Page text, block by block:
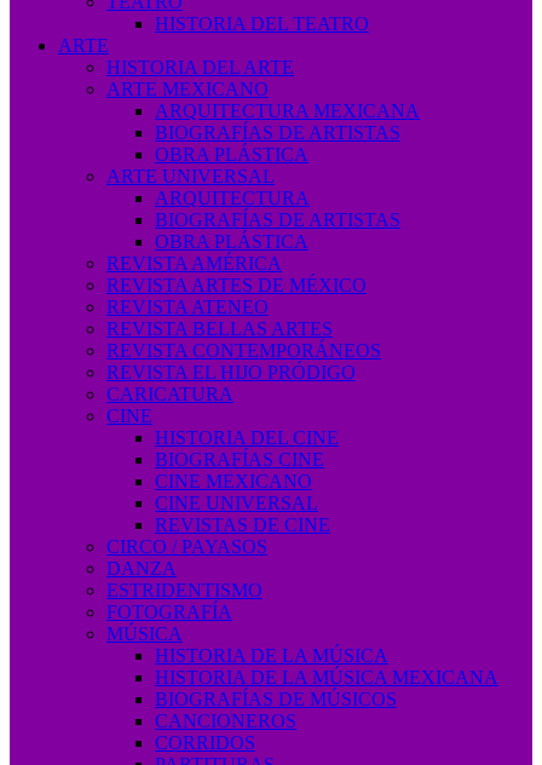
HISTORIA DEL TEATRO
ARTE
HISTORIA DEL ARTE
ARTE MEXICANO
ARQUITECTURA MEXICANA
BIOGRAFÍAS DE ARTISTAS
OBRA PLÁSTICA
ARTE UNIVERSAL
ARQUITECTURA
BIOGRAFÍAS DE ARTISTAS
OBRA PLÁSTICA
REVISTA AMÉRICA
REVISTA ARTES DE MÉXICO
REVISTA ATENEO
REVISTA BELLAS ARTES
REVISTA CONTEMPORÁNEOS
REVISTA EL HIJO PRÓDIGO
CARICATURA
CINE
HISTORIA DEL CINE
BIOGRAFÍAS CINE
CINE MEXICANO
CINE UNIVERSAL
REVISTAS DE CINE
CIRCO / PAYASOS
DANZA
ESTRIDENTISMO
FOTOGRAFÍA
MÚSICA
HISTORIA DE LA MÚSICA
HISTORIA DE LA MÚSICA MEXICANA
BIOGRAFÍAS DE MÚSICOS
CANCIONEROS
CORRIDOS